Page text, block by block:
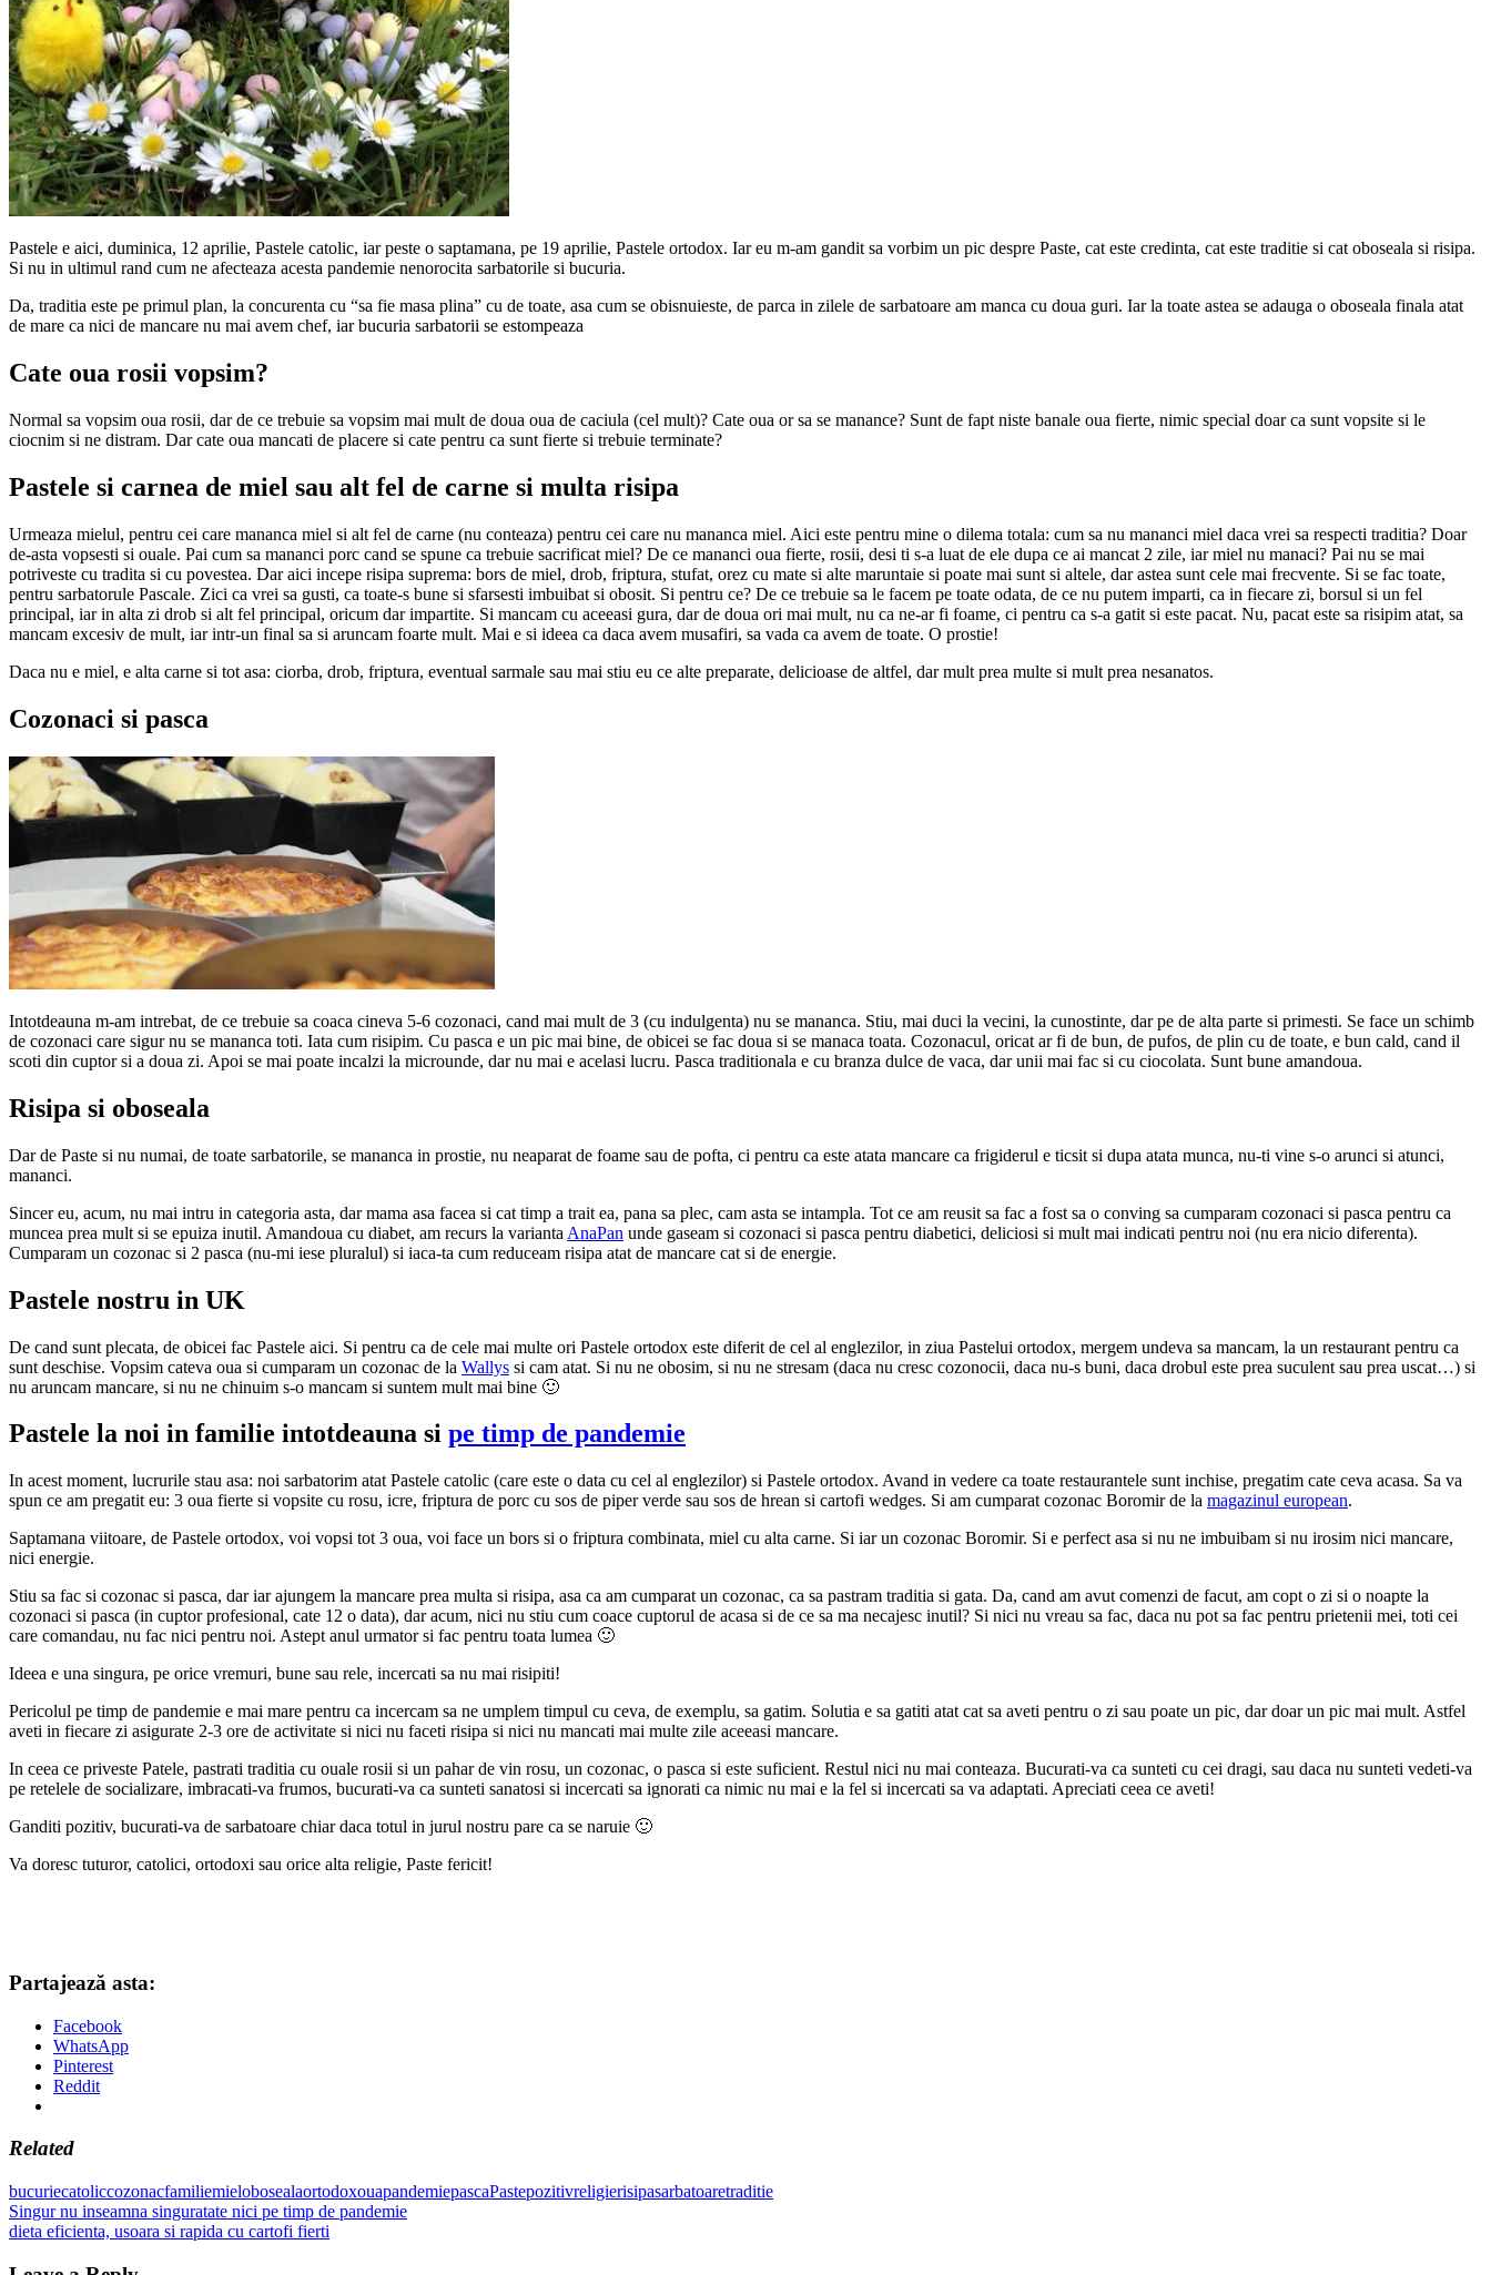
Pastele e aici, duminica, 12 aprilie, Pastele catolic, iar peste o saptamana, pe 19 aprilie, Pastele ortodox. Iar eu m-am gandit sa vorbim un pic despre Paste, cat este credinta, cat este traditie si cat oboseala si risipa.
Si nu in ultimul rand cum ne afecteaza acesta pandemie nenorocita sarbatorile si bucuria.
Da, traditia este pe primul plan, la concurenta cu “sa fie masa plina” cu de toate, asa cum se obisnuieste, de parca in zilele de sarbatoare am manca cu doua guri. Iar la toate astea se adauga o oboseala finala atat
de mare ca nici de mancare nu mai avem chef, iar bucuria sarbatorii se estompeaza
Cate oua rosii vopsim?
Normal sa vopsim oua rosii, dar de ce trebuie sa vopsim mai mult de doua oua de caciula (cel mult)? Cate oua or sa se manance? Sunt de fapt niste banale oua fierte, nimic special doar ca sunt vopsite si le
ciocnim si ne distram. Dar cate oua mancati de placere si cate pentru ca sunt fierte si trebuie terminate?
Pastele si carnea de miel sau alt fel de carne si multa risipa
Urmeaza mielul, pentru cei care mananca miel si alt fel de carne (nu conteaza) pentru cei care nu mananca miel. Aici este pentru mine o dilema totala: cum sa nu mananci miel daca vrei sa respecti traditia? Doar
de-asta vopsesti si ouale. Pai cum sa mananci porc cand se spune ca trebuie sacrificat miel? De ce mananci oua fierte, rosii, desi ti s-a luat de ele dupa ce ai mancat 2 zile, iar miel nu manaci? Pai nu se mai
potriveste cu tradita si cu povestea. Dar aici incepe risipa suprema: bors de miel, drob, friptura, stufat, orez cu mate si alte maruntaie si poate mai sunt si altele, dar astea sunt cele mai frecvente. Si se fac toate,
pentru sarbatorule Pascale. Zici ca vrei sa gusti, ca toate-s bune si sfarsesti imbuibat si obosit. Si pentru ce? De ce trebuie sa le facem pe toate odata, de ce nu putem imparti, ca in fiecare zi, borsul si un fel
principal, iar in alta zi drob si alt fel principal, oricum dar impartite. Si mancam cu aceeasi gura, dar de doua ori mai mult, nu ca ne-ar fi foame, ci pentru ca s-a gatit si este pacat. Nu, pacat este sa risipim atat, sa
mancam excesiv de mult, iar intr-un final sa si aruncam foarte mult. Mai e si ideea ca daca avem musafiri, sa vada ca avem de toate. O prostie!
Daca nu e miel, e alta carne si tot asa: ciorba, drob, friptura, eventual sarmale sau mai stiu eu ce alte preparate, delicioase de altfel, dar mult prea multe si mult prea nesanatos.
Cozonaci si pasca
Intotdeauna m-am intrebat, de ce trebuie sa coaca cineva 5-6 cozonaci, cand mai mult de 3 (cu indulgenta) nu se mananca. Stiu, mai duci la vecini, la cunostinte, dar pe de alta parte si primesti. Se face un schimb
de cozonaci care sigur nu se mananca toti. Iata cum risipim. Cu pasca e un pic mai bine, de obicei se fac doua si se manaca toata. Cozonacul, oricat ar fi de bun, de pufos, de plin cu de toate, e bun cald, cand il
scoti din cuptor si a doua zi. Apoi se mai poate incalzi la microunde, dar nu mai e acelasi lucru. Pasca traditionala e cu branza dulce de vaca, dar unii mai fac si cu ciocolata. Sunt bune amandoua.
Risipa si oboseala
Dar de Paste si nu numai, de toate sarbatorile, se mananca in prostie, nu neaparat de foame sau de pofta, ci pentru ca este atata mancare ca frigiderul e ticsit si dupa atata munca, nu-ti vine s-o arunci si atunci,
mananci.
Sincer eu, acum, nu mai intru in categoria asta, dar mama asa facea si cat timp a trait ea, pana sa plec, cam asta se intampla. Tot ce am reusit sa fac a fost sa o conving sa cumparam cozonaci si pasca pentru ca
muncea prea mult si se epuiza inutil. Amandoua cu diabet, am recurs la varianta AnaPan unde gaseam si cozonaci si pasca pentru diabetici, deliciosi si mult mai indicati pentru noi (nu era nicio diferenta).
Cumparam un cozonac si 2 pasca (nu-mi iese pluralul) si iaca-ta cum reduceam risipa atat de mancare cat si de energie.
Pastele nostru in UK
De cand sunt plecata, de obicei fac Pastele aici. Si pentru ca de cele mai multe ori Pastele ortodox este diferit de cel al englezilor, in ziua Pastelui ortodox, mergem undeva sa mancam, la un restaurant pentru ca
sunt deschise. Vopsim cateva oua si cumparam un cozonac de la Wallys si cam atat. Si nu ne obosim, si nu ne stresam (daca nu cresc cozonocii, daca nu-s buni, daca drobul este prea suculent sau prea uscat…) si
nu aruncam mancare, si nu ne chinuim s-o mancam si suntem mult mai bine 🙂
Pastele la noi in familie intotdeauna si pe timp de pandemie
In acest moment, lucrurile stau asa: noi sarbatorim atat Pastele catolic (care este o data cu cel al englezilor) si Pastele ortodox. Avand in vedere ca toate restaurantele sunt inchise, pregatim cate ceva acasa. Sa va
spun ce am pregatit eu: 3 oua fierte si vopsite cu rosu, icre, friptura de porc cu sos de piper verde sau sos de hrean si cartofi wedges. Si am cumparat cozonac Boromir de la magazinul european.
Saptamana viitoare, de Pastele ortodox, voi vopsi tot 3 oua, voi face un bors si o friptura combinata, miel cu alta carne. Si iar un cozonac Boromir. Si e perfect asa si nu ne imbuibam si nu irosim nici mancare,
nici energie.
Stiu sa fac si cozonac si pasca, dar iar ajungem la mancare prea multa si risipa, asa ca am cumparat un cozonac, ca sa pastram traditia si gata. Da, cand am avut comenzi de facut, am copt o zi si o noapte la
cozonaci si pasca (in cuptor profesional, cate 12 o data), dar acum, nici nu stiu cum coace cuptorul de acasa si de ce sa ma necajesc inutil? Si nici nu vreau sa fac, daca nu pot sa fac pentru prietenii mei, toti cei
care comandau, nu fac nici pentru noi. Astept anul urmator si fac pentru toata lumea 🙂
Ideea e una singura, pe orice vremuri, bune sau rele, incercati sa nu mai risipiti!
Pericolul pe timp de pandemie e mai mare pentru ca incercam sa ne umplem timpul cu ceva, de exemplu, sa gatim. Solutia e sa gatiti atat cat sa aveti pentru o zi sau poate un pic, dar doar un pic mai mult. Astfel
aveti in fiecare zi asigurate 2-3 ore de activitate si nici nu faceti risipa si nici nu mancati mai multe zile aceeasi mancare.
In ceea ce priveste Patele, pastrati traditia cu ouale rosii si un pahar de vin rosu, un cozonac, o pasca si este suficient. Restul nici nu mai conteaza. Bucurati-va ca sunteti cu cei dragi, sau daca nu sunteti vedeti-va
pe retelele de socializare, imbracati-va frumos, bucurati-va ca sunteti sanatosi si incercati sa ignorati ca nimic nu mai e la fel si incercati sa va adaptati. Apreciati ceea ce aveti!
Ganditi pozitiv, bucurati-va de sarbatoare chiar daca totul in jurul nostru pare ca se naruie 🙂
Va doresc tuturor, catolici, ortodoxi sau orice alta religie, Paste fericit!
Partajează asta:
Facebook
WhatsApp
Pinterest
Reddit
Related
bucuriecatoliccozonacfamiliemielobosealaortodoxouapandemiepascaPastepozitivreligierisipasarbatoaretraditie
Post
navigation
Previous
Post:
Singur nu inseamna singuratate nici pe timp de pandemie
Next
dieta eficienta, usoara si rapida cu cartofi fierti